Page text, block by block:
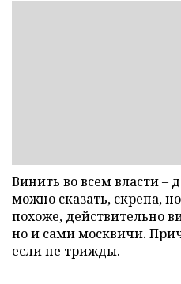
Винить во всем власти –
можно сказать, скрепа,
похоже, действительно
но и сами москвичи.
если не трижды.